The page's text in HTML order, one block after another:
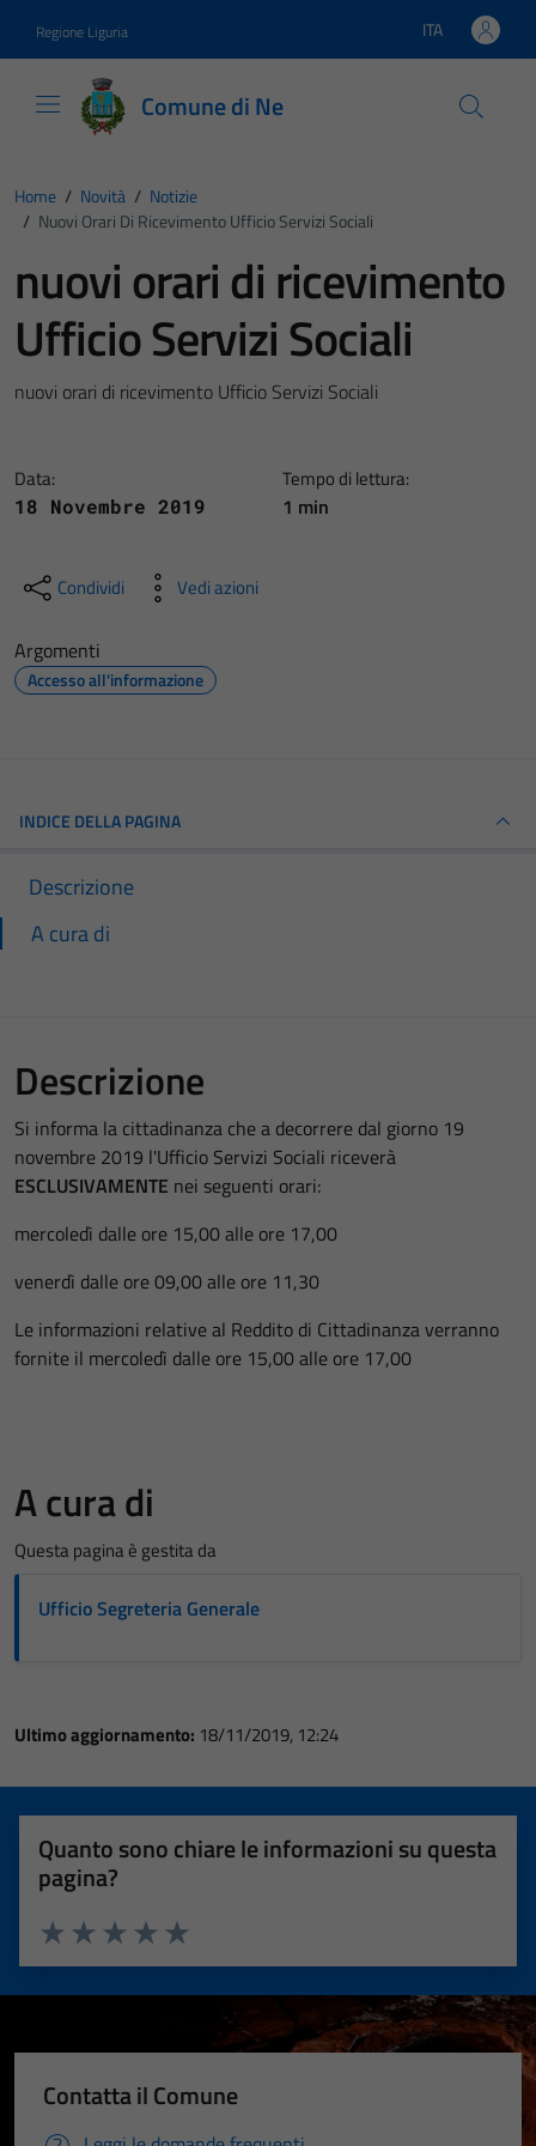
Regione Liguria Lingua attiva:
ITA
Comune di Ne
Home / Novità / Notizie
/ Nuovi Orari Di Ricevimento Ufficio Servizi Sociali
nuovi orari di ricevimento
Ufficio Servizi Sociali
nuovi orari di ricevimento Ufficio Servizi Sociali
Data:
18 Novembre 2019
Tempo di lettura:
1 min
Condividi Vedi azioni
Argomenti
Accesso all'informazione
INDICE DELLA PAGINA
Descrizione
A cura di
Descrizione
Si informa la cittadinanza che a decorrere dal giorno 19
novembre 2019 l'Ufficio Servizi Sociali riceverà
ESCLUSIVAMENTE nei seguenti orari:
mercoledì dalle ore 15,00 alle ore 17,00
venerdì dalle ore 09,00 alle ore 11,30
Le informazioni relative al Reddito di Cittadinanza verranno
fornite il mercoledì dalle ore 15,00 alle ore 17,00
A cura di
Questa pagina è gestita da
Ufficio Segreteria Generale
Ultimo aggiornamento: 18/11/2019, 12:24
Quanto sono chiare le informazioni su questa
pagina?
Valuta 5 stelle su 5
Valuta 4 stelle su 5
Valuta 3 stelle su 5
Valuta 2 stelle su 5
Valuta 1 stelle su 5
Contatta il Comune